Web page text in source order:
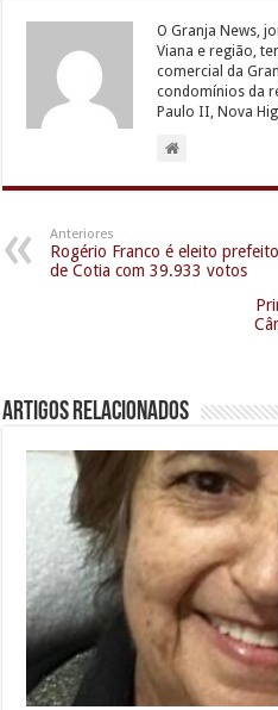
O Granja News,
Viana e região,
comercial da
condomínios da
Paulo II, Nova
Anteriores
Rogério Franco é eleito prefeito
de Cotia com 39.933 votos
Artigos relacionados